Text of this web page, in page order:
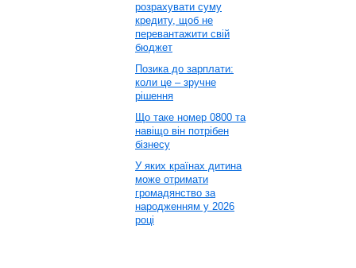
розрахувати суму
кредиту, щоб не
перевантажити свій
бюджет
Позика до зарплати:
коли це – зручне
рішення
Що таке номер 0800 та
навіщо він потрібен
бізнесу
У яких країнах дитина
може отримати
громадянство за
народженням у 2026
році